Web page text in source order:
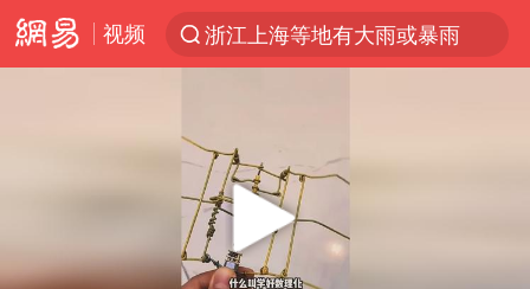
视频
浙江上海等地有大雨或暴雨
白海豚将正面袭击贯穿浙江